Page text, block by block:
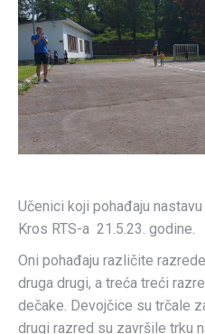
Učenici koji pohađaju
Kros RTS-a 21.5.23. godine.
Oni pohađaju različite
druga drugi, a treća treći
dečake. Devojčice su trčale
drugi razred su završile trku